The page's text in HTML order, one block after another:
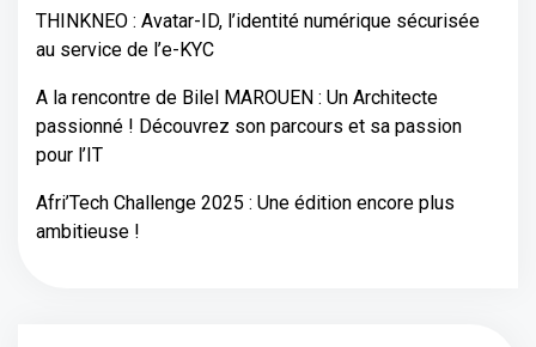
THINKNEO : Avatar-ID, l’identité numérique sécurisée
au service de l’e-KYC
A la rencontre de Bilel MAROUEN : Un Architecte
passionné ! Découvrez son parcours et sa passion
pour l’IT
Afri’Tech Challenge 2025 : Une édition encore plus
ambitieuse !